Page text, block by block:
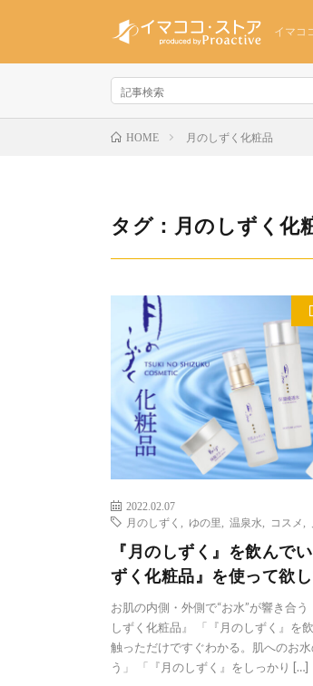
イマコ
HOME 月のしずく化粧品
タグ：月のしずく化
2022.02.07
月のしずく
ゆの里 温泉水 コスメ
『月のしずく』を飲んで
ずく化粧品』を使って欲し
お肌の内側・外側で“お水”が響き合
しずく化粧品』 「『月のしずく』を
触っただけですぐわかる。肌へのお
う」 「『月のしずく』をしっかり […]